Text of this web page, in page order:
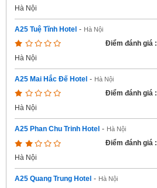
Hà Nội
A25 Tuệ Tĩnh Hotel - Hà Nội
Điểm đánh giá :
Hà Nội
A25 Mai Hắc Đế Hotel - Hà Nội
Điểm đánh giá :
Hà Nội
A25 Phan Chu Trinh Hotel - Hà Nội
Điểm đánh giá :
Hà Nội
A25 Quang Trung Hotel - Hà Nội